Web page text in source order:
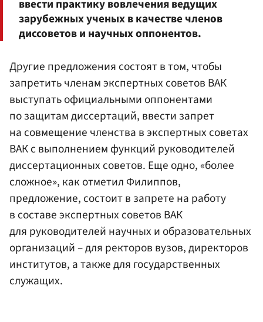
ввести практику вовлечения ведущих
зарубежных ученых в качестве членов
диссоветов и научных оппонентов.
Другие предложения состоят в том, чтобы
запретить членам экспертных советов ВАК
выступать официальными оппонентами
по защитам диссертаций, ввести запрет
на совмещение членства в экспертных советах
ВАК с выполнением функций руководителей
диссертационных советов. Еще одно, «более
сложное», как отметил Филиппов,
предложение, состоит в запрете на работу
в составе экспертных советов ВАК
для руководителей научных и образовательных
организаций – для ректоров вузов, директоров
институтов, а также для государственных
служащих.